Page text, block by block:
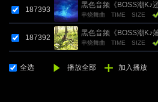
187393
黑色音频《BOSS潮K♪
DJ刚刚 Mix
串烧舞曲 TIME SIZE
187392
黑色音频《BOSS潮K♪
DJ刚刚 Mix
串烧舞曲 TIME SIZE
全选 播放全部 加入播放